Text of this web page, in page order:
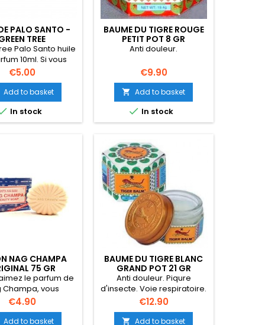
PALO SANTO -
TREE
Palo Santo huile
10ml. Si vous
créer un
à la maison,
la solution est
l'huile
C'est un moyen
agréable.
Price
€5.00
Add to basket
In stock
BAUME DU TIGRE ROUGE
PETIT POT 8 GR
Anti douleur.
Price
€9.90
 Add to basket
 In stock
NAG CHAMPA
75 GR
le parfum de
Champa, vous
Nag Champa
beauté. Ce savon
riche est fait
Price
€4.90
Add to basket
BAUME DU TIGRE BLANC
GRAND POT 21 GR
Anti douleur. Piqure
d'insecte. Voie respiratoire.
Price
€12.90
 Add to basket